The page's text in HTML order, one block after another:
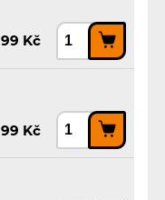
99 Kč
99 Kč